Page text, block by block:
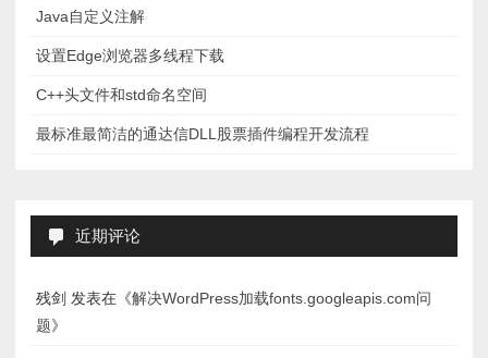
Java自定义注解
设置Edge浏览器多线程下载
C++头文件和std命名空间
最标准最简洁的通达信DLL股票插件编程开发流程
近期评论
残剑 发表在《解决WordPress加载fonts.googleapis.com问
题》